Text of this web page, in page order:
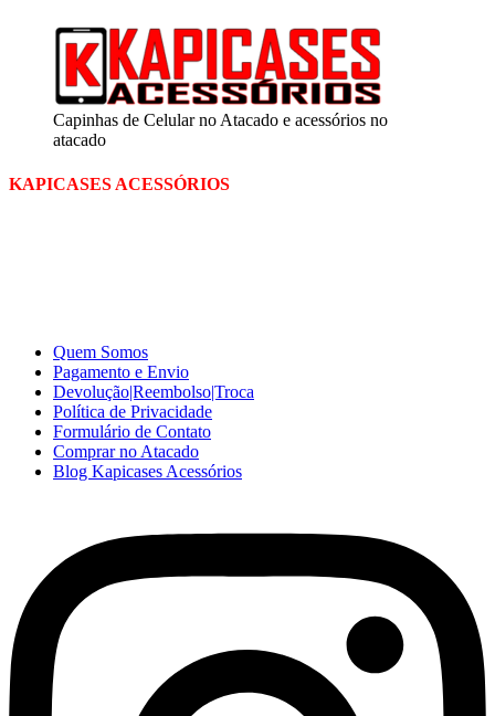
Capinhas de Celular no Atacado e acessórios no
atacado
KAPICASES ACESSÓRIOS
Quem Somos
Pagamento e Envio
Devolução|Reembolso|Troca
Política de Privacidade
Formulário de Contato
Comprar no Atacado
Blog Kapicases Acessórios